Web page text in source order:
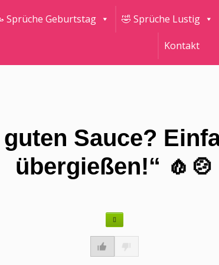
Sprüche Geburtstag 🤣 Sprüche Lustig
Kontakt
Sauce?
übergießen!“ 🧄🍲